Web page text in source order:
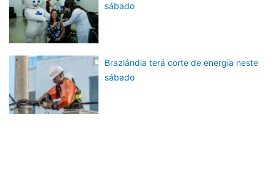
sábado
Brazlândia terá corte de energia neste
sábado